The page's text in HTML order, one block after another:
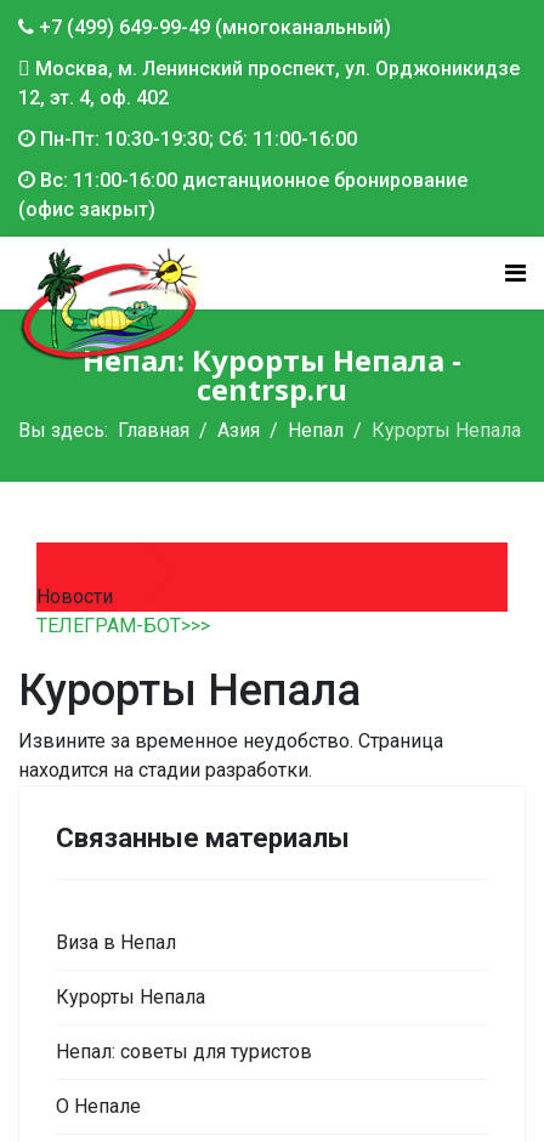
+7 (499) 649-99-49 (многоканальный)
Москва, м. Ленинский проспект, ул. Орджоникидзе
12, эт. 4, оф. 402
Пн-Пт: 10:30-19:30; Сб: 11:00-16:00
Вс: 11:00-16:00 дистанционное бронирование
(офис закрыт)
Непал: Курорты Непала -
centrsp.ru
Вы здесь: Главная Азия Непал Курорты Непала
Новости
ТЕЛЕГРАМ-БОТ>>>
Курорты Непала
Извините за временное неудобство. Страница
находится на стадии разработки.
Связанные материалы
Виза в Непал
Курорты Непала
Непал: советы для туристов
О Непале